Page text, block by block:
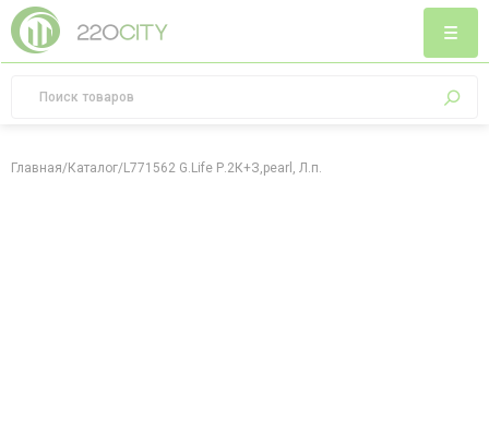
Главная/Каталог/L771562 G.Life Р.2К+З,pearl, Л.п.